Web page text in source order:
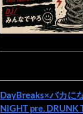
DayBreaks×バカに
NIGHT pre. DRUNK